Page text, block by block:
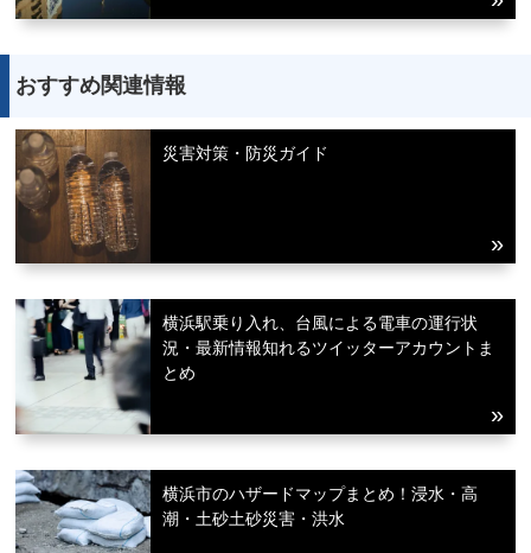
おすすめ関連情報
災害対策・防災ガイド
横浜駅乗り入れ、台風による電車の運行状
況・最新情報知れるツイッターアカウントま
とめ
横浜市のハザードマップまとめ！浸水・高
潮・土砂土砂災害・洪水